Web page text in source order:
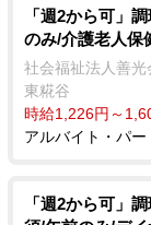
「週2から可」
のみ/介護老人保
社会福祉法人善
東糀谷
時給1,226円～
アルバイト・パ
「週2から可」